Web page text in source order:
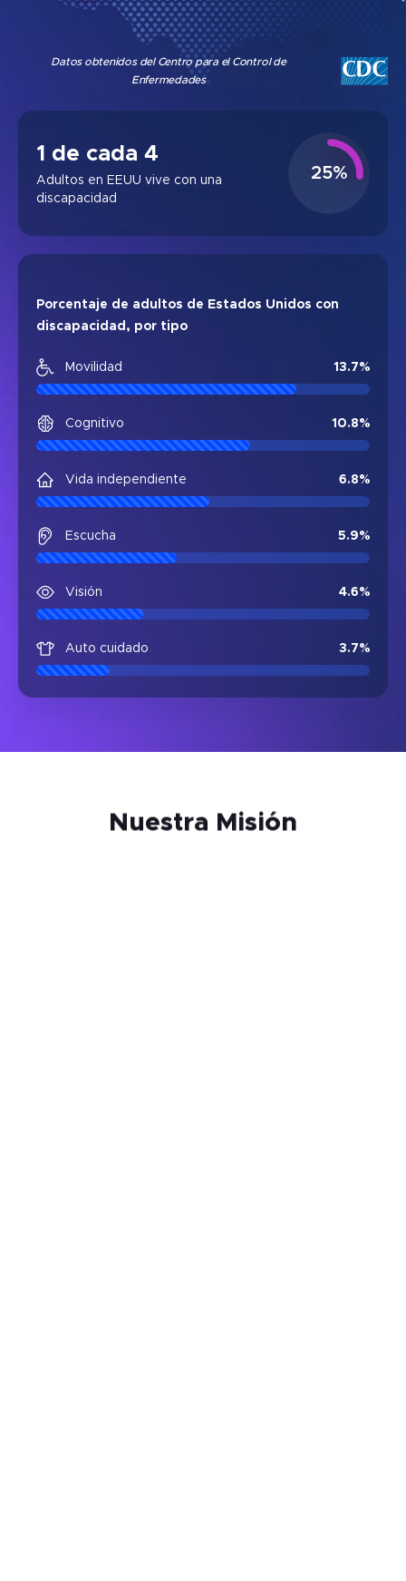
1 de cada 4
Adultos en EEUU vive con una
discapacidad
25%
Porcentaje de adultos de Estados Unidos con
discapacidad, por tipo
Movilidad 13.7%
Cognitivo 10.8%
Vida independiente 6.8%
Escucha 5.9%
Visión 4.6%
Auto cuidado 3.7%
Datos obtenidos del Centro para el Control de
Enfermedades
Nuestra Misión